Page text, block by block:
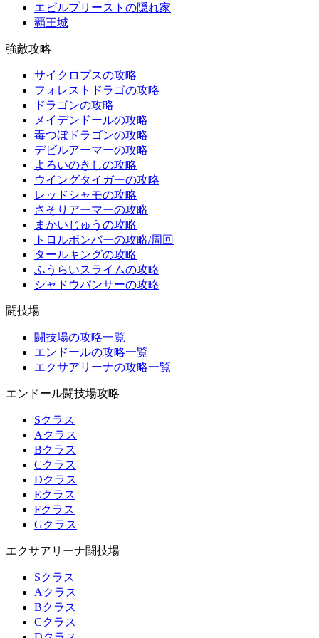
エビルプリーストの隠れ家
覇王城
強敵攻略
サイクロプスの攻略
フォレストドラゴの攻略
ドラゴンの攻略
メイデンドールの攻略
毒つぼドラゴンの攻略
デビルアーマーの攻略
よろいのきしの攻略
ウイングタイガーの攻略
レッドシャモの攻略
さそりアーマーの攻略
まかいじゅうの攻略
トロルボンバーの攻略/周回
タールキングの攻略
ふうらいスライムの攻略
シャドウパンサーの攻略
闘技場
闘技場の攻略一覧
エンドールの攻略一覧
エクサアリーナの攻略一覧
エンドール闘技場攻略
Sクラス
Aクラス
Bクラス
Cクラス
Dクラス
Eクラス
Fクラス
Gクラス
エクサアリーナ闘技場
Sクラス
Aクラス
Bクラス
Cクラス